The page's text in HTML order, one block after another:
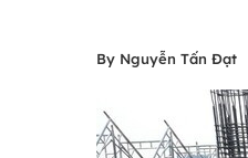
By Nguyễn Tấn Đạt